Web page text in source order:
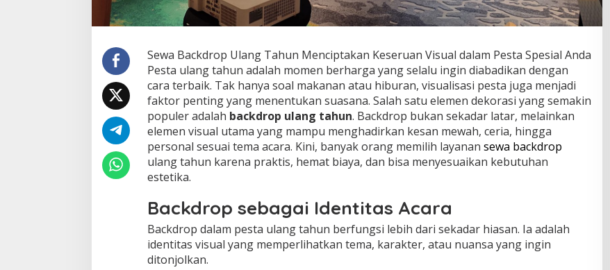
Sewa Backdrop Ulang Tahun Menciptakan Keseruan Visual dalam Pesta Spesial Anda
Pesta ulang tahun adalah momen berharga yang selalu ingin diabadikan dengan
cara terbaik. Tak hanya soal makanan atau hiburan, visualisasi pesta juga menjadi
faktor penting yang menentukan suasana. Salah satu elemen dekorasi yang semakin
populer adalah backdrop ulang tahun. Backdrop bukan sekadar latar, melainkan
elemen visual utama yang mampu menghadirkan kesan mewah, ceria, hingga
personal sesuai tema acara. Kini, banyak orang memilih layanan sewa backdrop
ulang tahun karena praktis, hemat biaya, dan bisa menyesuaikan kebutuhan
estetika.
Backdrop sebagai Identitas Acara
Backdrop dalam pesta ulang tahun berfungsi lebih dari sekadar hiasan. Ia adalah
identitas visual yang memperlihatkan tema, karakter, atau nuansa yang ingin
ditonjolkan.